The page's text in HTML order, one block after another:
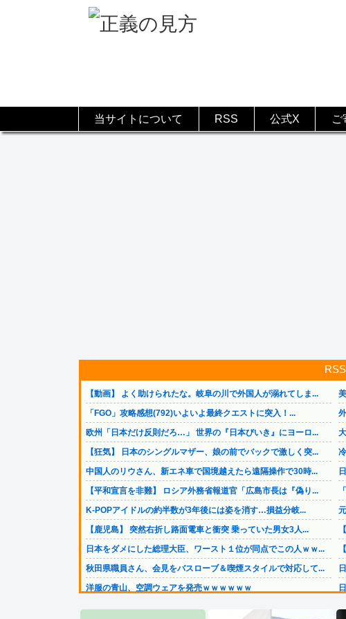
当サイトについて RSS 公式X ご
RSS
【動画】 よく助けられたな。岐阜の川で外国人が溺れてしま...
「FGO」攻略感想(792)いよいよ最終クエストに突入！...
欧州「日本だけ反則だろ…」 世界の『日本びいき』にヨーロ...
【狂気】 日本のシングルマザー、娘の前でバックで激しく突...
中国人のリウさん、新エネ車で国境越えたら遠隔操作で30時...
【平和宣言を非難】 ロシア外務省報道官「広島市長は『偽り...
K-POPアイドルの約半数が3年後には姿を消す…損益分岐...
【鹿児島】 突然右折し路面電車と衝突 乗っていた男女3人...
日本をダメにした総理大臣、ワースト１位が同点でこの人ｗｗ...
秋田県職員さん、会見をバスローブ＆喫煙スタイルで対応して...
洋服の青山、空調ウェアを発売ｗｗｗｗｗｗ
【画像】愛知の半グレ、怖すぎる→御尊顔がこちら…